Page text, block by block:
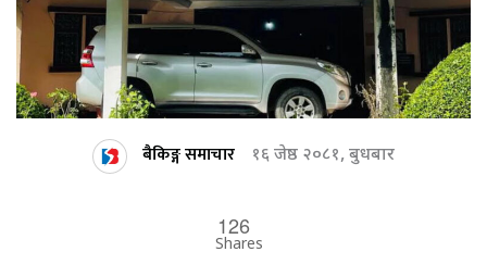
बैकिङ्ग समाचार १६ जेष्ठ २०८१, बुधबार
126
Shares